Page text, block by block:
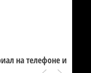
на телефоне и